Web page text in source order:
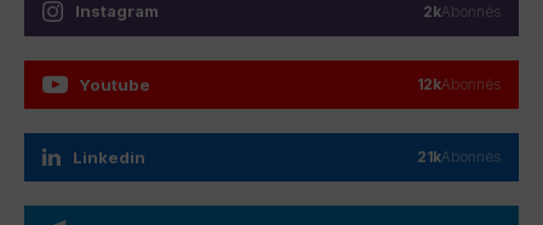
Instagram 2kAbonnés
Youtube 12kAbonnés
Linkedin 21kAbonnés